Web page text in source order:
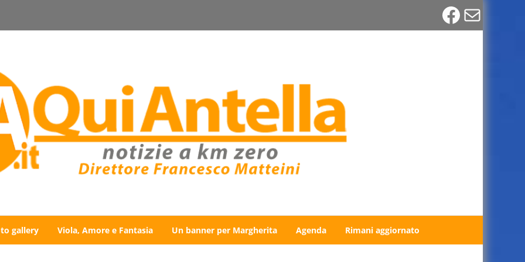
Email
gallery Viola, Amore e Fantasia Un banner per Margherita Agenda Rimani aggiornato